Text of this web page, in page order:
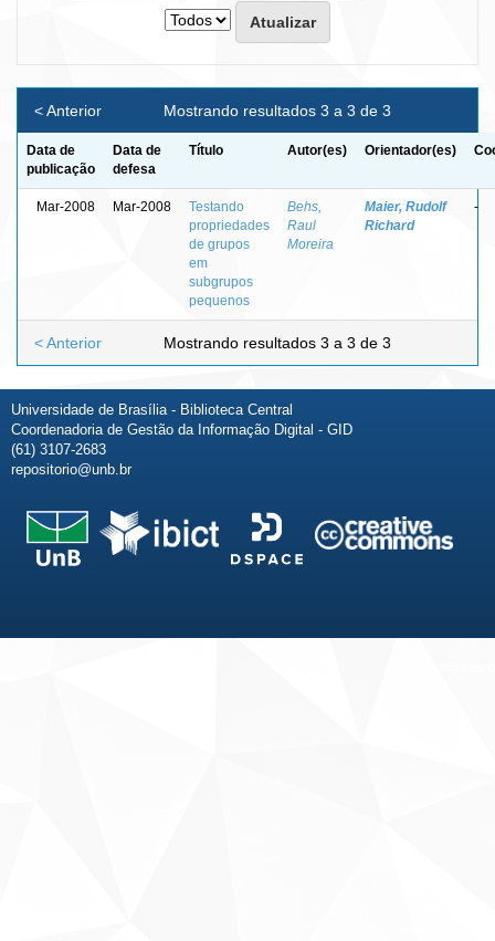
Mostrando resultados 3 a 3 de 3
< Anterior
Data de
publicação
Data de
defesa
Título Autor(es) Orientador(es)
Mar-2008 Mar-2008
Testando
propriedades
de grupos
em
subgrupos
pequenos
Behs,
Raul
Moreira
Maier, Rudolf
Richard
-
Mostrando resultados 3 a 3 de 3
< Anterior
Universidade de Brasília - Biblioteca Central
Coordenadoria de Gestão da Informação Digital - GID
(61) 3107-2683
repositorio@unb.br